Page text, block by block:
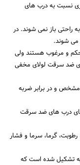
نسبت به درب های
باز نمی شوند. در
می شوند.
و مرغوب هستند ولی
ضد سرقت لولای مخفی
و در برابر ضربه
های درب های ضد سرقت
گرما، سرما و فشار
تشکیل شده است که